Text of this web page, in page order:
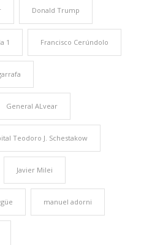
Donald Trump
1 Francisco Cerúndolo
General ALvear
Teodoro J. Schestakow
Javier Milei
manuel adorni